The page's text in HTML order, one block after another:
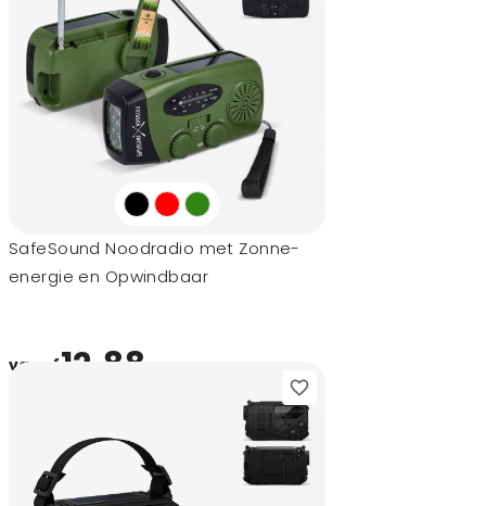
SafeSound Noodradio met Zonne-
energie en Opwindbaar
vanaf12,88